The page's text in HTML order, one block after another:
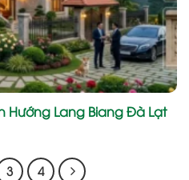
Hướng Lang Biang Đà Lạt
3 4